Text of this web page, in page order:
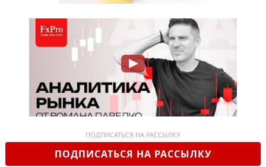
ПОДПИСАТЬСЯ НА РАССЫЛКУ
ПОДПИСАТЬСЯ НА РАССЫЛКУ